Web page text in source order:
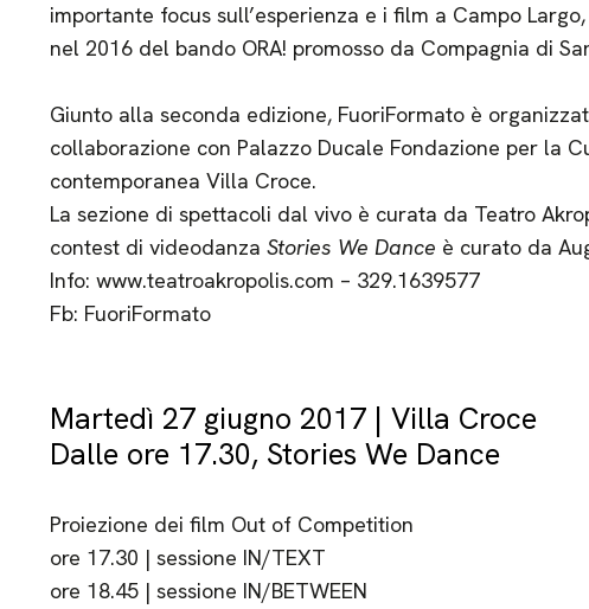
importante focus sull’esperienza e i film a Campo
nel 2016 del bando ORA! promosso da Compagnia di
Giunto alla seconda edizione, FuoriFormato è
collaborazione con Palazzo Ducale Fondazione per la
contemporanea Villa Croce.
La sezione di spettacoli dal vivo è curata da Teatro
contest di videodanza Stories We Dance è curato da
Info: www.teatroakropolis.com – 329.1639577
Fb: FuoriFormato
Martedì 27 giugno 2017 | Villa Croce
Dalle ore 17.30, Stories We Dance
Proiezione dei film Out of Competition
ore 17.30 | sessione IN/TEXT
ore 18.45 | sessione IN/BETWEEN